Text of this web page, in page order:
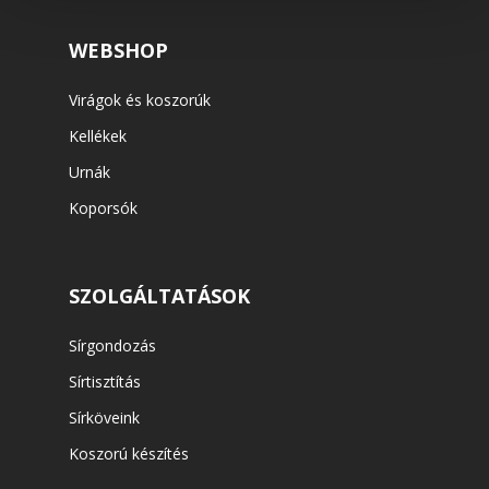
WEBSHOP
Virágok és koszorúk
Kellékek
Urnák
Koporsók
SZOLGÁLTATÁSOK
Sírgondozás
Sírtisztítás
Sírköveink
Koszorú készítés